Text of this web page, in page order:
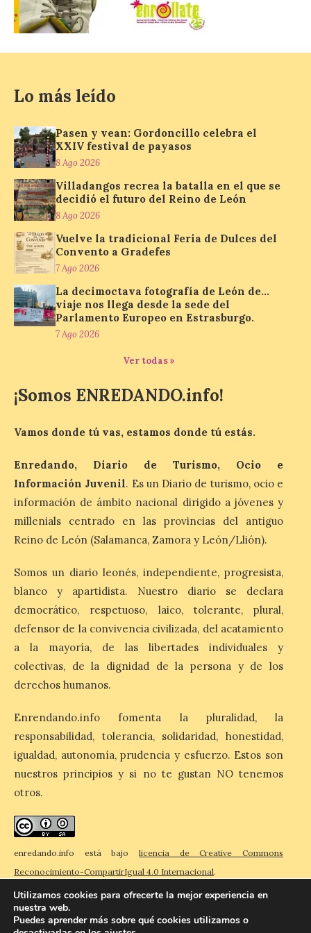
de Santa María la Real de
Gradefes. Una cita
imprescindible para disfrutar de los
cultura y un ambiente único. El
La decimoctava fotografía
de León de…viaje nos llega
desde la sede del
Parlamento Europeo en
Estrasburgo.
7 Ago 2026
Nueva edición de León
de…viaje. Una iniciativa
juvenil de la Asociación
Enróllate, la Asociación
Conceyu País Llionés y el Diario de
Turismo, Ocio e Información para
jóvenes “Enredando.info”. . La
actuar para salvar el
BIC en estado de ruina
7 Ago 2026
Un Bien de Interés
Cultural abandonado
desde 1949. Los
plantean que la Junta
contacte cuanto antes con los
propietarios para exigirles medidas
inmediatas que frenen el deterioro y el
riesgo de colapso. Los procuradores de
Unión del Pueblo […]
La Universidad de León
programación del evento
del eclipse solar que
organiza con la ESA y el
Ayuntamiento
7 Ago 2026
en la Oficina de
Información Turística de
León e incluyen, además
del programa del evento, una guía
práctica con recomendaciones
elaboradas por especialistas para
observar el eclipse con seguridad León, 7
de agosto de 2026. La programación […]
Lo más leído
Pasen y vean: Gordoncillo celebra el
XXIV festival de payasos
8 Ago 2026
Villadangos recrea la batalla en el que se
decidió el futuro del Reino de León
8 Ago 2026
Vuelve la tradicional Feria de Dulces del
Convento a Gradefes
7 Ago 2026
La decimoctava fotografía de León de…
viaje nos llega desde la sede del
Parlamento Europeo en Estrasburgo.
7 Ago 2026
Ver todas »
¡Somos ENREDANDO.info!
Vamos donde tú vas, estamos donde tú estás.
Enredando, Diario de Turismo, Ocio e
Información Juvenil. Es un Diario de turismo, ocio e
información de ámbito nacional dirigido a jóvenes y
millenials centrado en las provincias del antiguo
Reino de León (Salamanca, Zamora y León/Llión).
Somos un diario leonés, independiente, progresista,
blanco y apartidista. Nuestro diario se declara
democrático, respetuoso, laico, tolerante, plural,
defensor de la convivencia civilizada, del acatamiento
a la mayoría, de las libertades individuales y
colectivas, de la dignidad de la persona y de los
derechos humanos.
Enrendando.info fomenta la pluralidad, la
responsabilidad, tolerancia, solidaridad, honestidad,
igualdad, autonomía, prudencia y esfuerzo. Estos son
nuestros principios y si no te gustan NO tenemos
otros.
enredando.info está bajo licencia de Creative Commons
Reconocimiento-CompartirIgual 4.0 Internacional.
Utilizamos cookies para ofrecerte la mejor experiencia en
nuestra web.
Puedes aprender más sobre qué cookies utilizamos o